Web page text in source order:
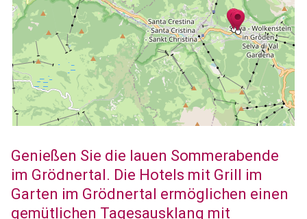
Genießen Sie die lauen Sommerabende
im Grödnertal. Die Hotels mit Grill im
Garten im Grödnertal ermöglichen einen
gemütlichen Tagesausklang mit